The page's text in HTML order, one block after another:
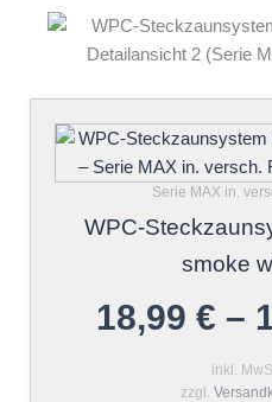
Serie MAX in.
WPC-
smoke
18,99 € –
inkl.
zzgl.